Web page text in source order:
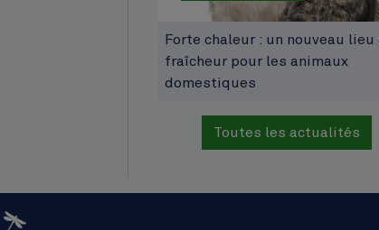
Forte chaleur : un nouveau lieu
fraîcheur pour les animaux
domestiques
Toutes les actualités